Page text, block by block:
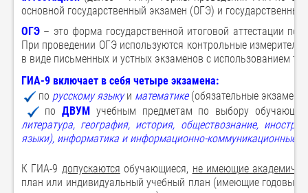
основной государственный экзамен (ОГЭ) и
ОГЭ – это форма государственной итоговой аттестации
При проведении ОГЭ используются контрольные
в виде письменных и устных экзаменов с использованием
ГИА-9 включает в себя четыре экзамена:
по русскому языкуи математике(обязательные
поДВУМ
учебным предметам по выбору
литература, география, история, обществознание,
языки), информатика и информационно-коммуникационные
К ГИА-9 допускаются обучающиеся, не имеющие
план или индивидуальный учебный план (имеющие годовые